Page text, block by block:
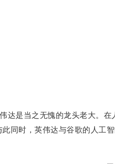
是当之无愧的龙头老大。在
同时，英伟达与谷歌的人工